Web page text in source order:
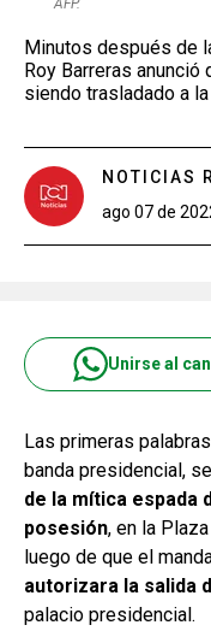
Minutos después de
Roy Barreras
siendo trasladado a
NOTICIAS
ago 07 de
Unirse al
Las primeras
banda presidencial,
de la mítica espada
posesión, en la
luego de que el
autorizara la salida
palacio presidencial.